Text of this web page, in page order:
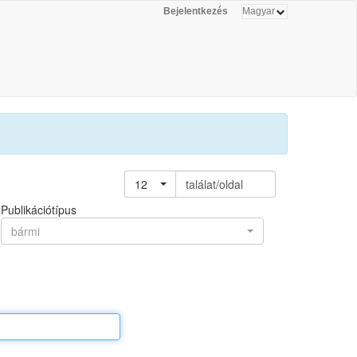
Bejelentkezés
12
találat/oldal
Publikációtípus
bármi